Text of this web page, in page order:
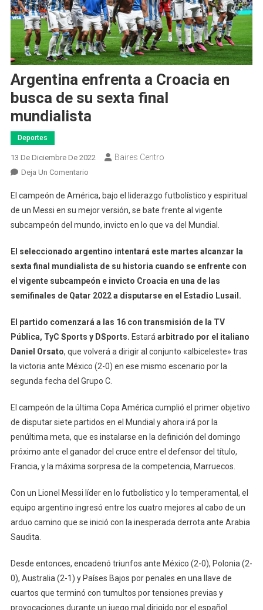
Argentina enfrenta a Croacia en
busca de su sexta final
mundialista
Deportes
13 De Diciembre De 2022 Baires Centro
Deja Un ComentarioEn
Enfrenta
A
Croacia
Busca
De
Su
Sexta
Mundialista
El campeón de América, bajo el liderazgo futbolístico y espiritual
de un Messi en su mejor versión, se bate frente al vigente
subcampeón del mundo, invicto en lo que va del Mundial.
El seleccionado argentino intentará este martes alcanzar la
sexta final mundialista de su historia cuando se enfrente con
el vigente subcampeón e invicto Croacia en una de las
semifinales de Qatar 2022 a disputarse en el Estadio Lusail.
El partido comenzará a las 16 con transmisión de la TV
Pública, TyC Sports y DSports. Estará arbitrado por el italiano
Daniel Orsato, que volverá a dirigir al conjunto «albiceleste» tras
la victoria ante México (2-0) en ese mismo escenario por la
segunda fecha del Grupo C.
El campeón de la última Copa América cumplió el primer objetivo
de disputar siete partidos en el Mundial y ahora irá por la
penúltima meta, que es instalarse en la definición del domingo
próximo ante el ganador del cruce entre el defensor del título,
Francia, y la máxima sorpresa de la competencia, Marruecos.
Con un Lionel Messi líder en lo futbolístico y lo temperamental, el
equipo argentino ingresó entre los cuatro mejores al cabo de un
arduo camino que se inició con la inesperada derrota ante Arabia
Saudita.
Desde entonces, encadenó triunfos ante México (2-0), Polonia (2-
0), Australia (2-1) y Países Bajos por penales en una llave de
cuartos que terminó con tumultos por tensiones previas y
provocaciones durante un juego mal dirigido por el español